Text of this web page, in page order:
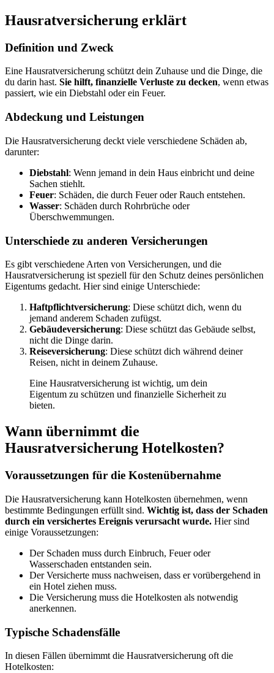
Hausratversicherung erklärt
Definition und Zweck
Eine Hausratversicherung schützt dein Zuhause und die Dinge, die
du darin hast. Sie hilft, finanzielle Verluste zu decken, wenn etwas
passiert, wie ein Diebstahl oder ein Feuer.
Abdeckung und Leistungen
Die Hausratversicherung deckt viele verschiedene Schäden ab,
darunter:
Diebstahl: Wenn jemand in dein Haus einbricht und deine
Sachen stiehlt.
Feuer: Schäden, die durch Feuer oder Rauch entstehen.
Wasser: Schäden durch Rohrbrüche oder
Überschwemmungen.
Unterschiede zu anderen Versicherungen
Es gibt verschiedene Arten von Versicherungen, und die
Hausratversicherung ist speziell für den Schutz deines persönlichen
Eigentums gedacht. Hier sind einige Unterschiede:
Haftpflichtversicherung: Diese schützt dich, wenn du
jemand anderem Schaden zufügst.
Gebäudeversicherung: Diese schützt das Gebäude selbst,
nicht die Dinge darin.
Reiseversicherung: Diese schützt dich während deiner
Reisen, nicht in deinem Zuhause.
Eine Hausratversicherung ist wichtig, um dein
Eigentum zu schützen und finanzielle Sicherheit zu
bieten.
Wann übernimmt die
Hausratversicherung Hotelkosten?
Voraussetzungen für die Kostenübernahme
Die Hausratversicherung kann Hotelkosten übernehmen, wenn
bestimmte Bedingungen erfüllt sind. Wichtig ist, dass der Schaden
durch ein versichertes Ereignis verursacht wurde. Hier sind
einige Voraussetzungen:
Der Schaden muss durch Einbruch, Feuer oder
Wasserschaden entstanden sein.
Der Versicherte muss nachweisen, dass er vorübergehend in
ein Hotel ziehen muss.
Die Versicherung muss die Hotelkosten als notwendig
anerkennen.
Typische Schadensfälle
In diesen Fällen übernimmt die Hausratversicherung oft die
Hotelkosten: